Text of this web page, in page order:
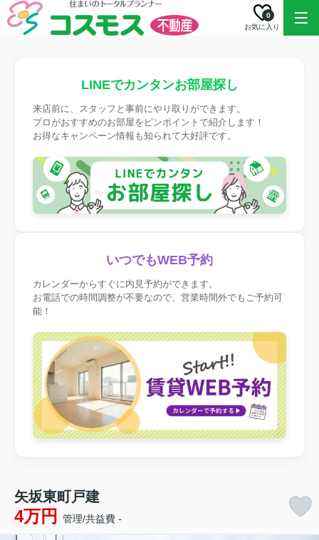
お気に入り
0
LINEでカンタンお部屋探し
来店前に、スタッフと事前にやり取りができます。
プロがおすすめのお部屋をピンポイントで紹介します！
お得なキャンペーン情報も知られて大好評です。
いつでもWEB予約
カレンダーからすぐに内見予約ができます。
お電話での時間調整が不要なので、営業時間外でもご予約可
能！
矢坂東町戸建
4万円 管理/共益費 -